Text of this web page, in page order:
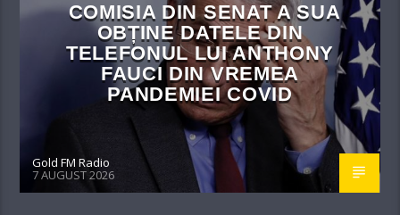
COMISIA DIN SENAT A SUA
OBȚINE DATELE DIN
TELEFONUL LUI ANTHONY
FAUCI DIN VREMEA
PANDEMIEI COVID
Gold FM Radio
7 AUGUST 2026